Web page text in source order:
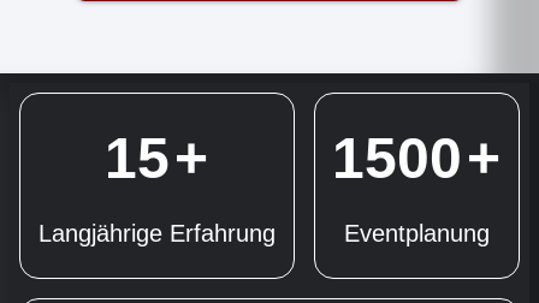
15+
Langjährige Erfahrung
1500+
Eventplanung